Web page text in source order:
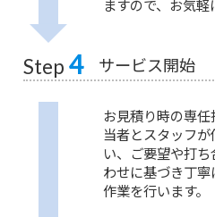
ますので、お気軽
Step 4 サービス開始
お見積り時の専任
当者とスタッフが
い、ご要望や打ち
わせに基づき丁寧
作業を行います。